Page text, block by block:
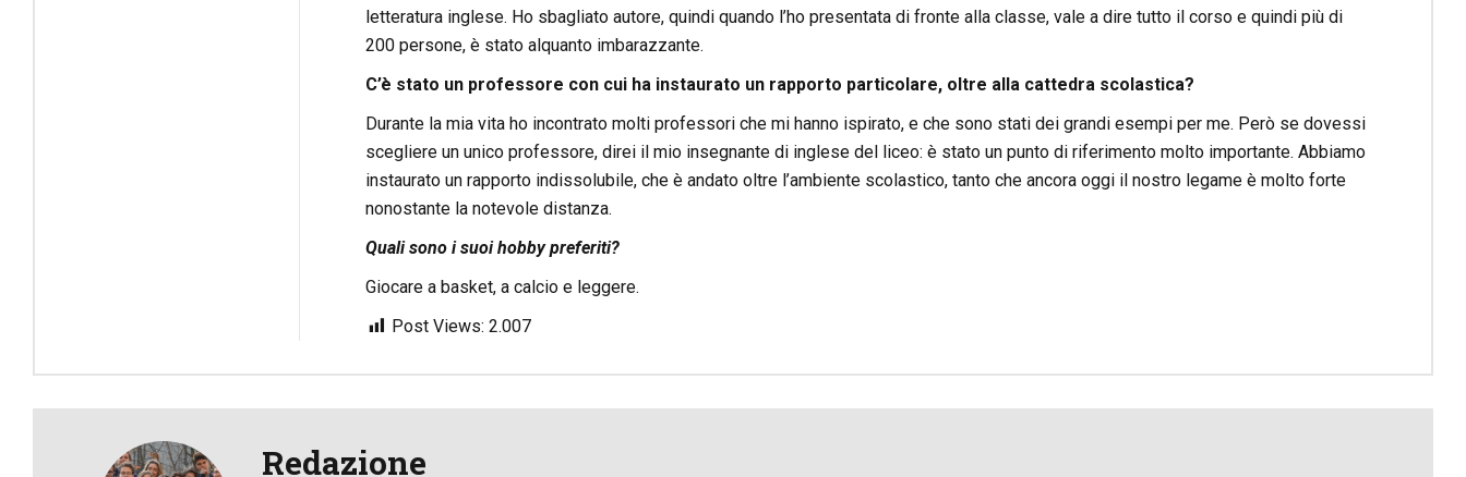
letteratura inglese. Ho sbagliato autore, quindi quando l’ho presentata di fronte alla classe, vale a dire tutto il corso e quindi più di
200 persone, è stato alquanto imbarazzante.
C’è stato un professore con cui ha instaurato un rapporto particolare, oltre alla cattedra scolastica?
Durante la mia vita ho incontrato molti professori che mi hanno ispirato, e che sono stati dei grandi esempi per me. Però se dovessi
scegliere un unico professore, direi il mio insegnante di inglese del liceo: è stato un punto di riferimento molto importante. Abbiamo
instaurato un rapporto indissolubile, che è andato oltre l’ambiente scolastico, tanto che ancora oggi il nostro legame è molto forte
nonostante la notevole distanza.
Quali sono i suoi hobby preferiti?
Giocare a basket, a calcio e leggere.
Post Views: 2.007
Redazione